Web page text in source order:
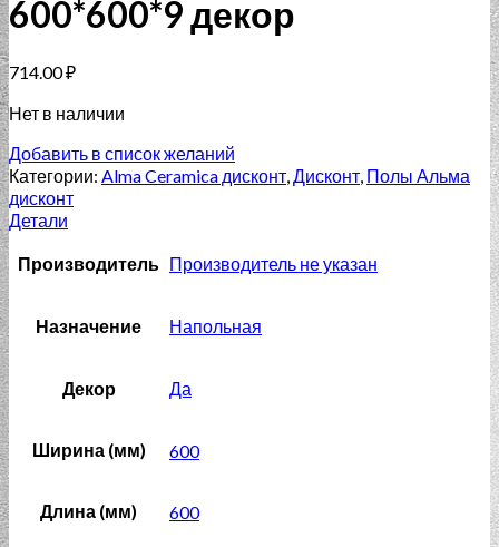
600*600*9 декор
714.00₽
Нет в наличии
Добавить в список желаний
Категории: Alma Ceramica дисконт,Дисконт, Полы Альма
дисконт
Детали
Производитель Производитель не указан
Назначение Напольная
Декор Да
Ширина (мм) 600
Длина (мм) 600